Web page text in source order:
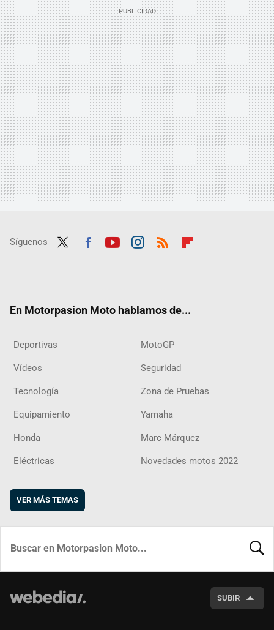
Síguenos
En Motorpasion Moto hablamos de...
Deportivas MotoGP
Vídeos Seguridad
Tecnología Zona de Pruebas
Equipamiento Yamaha
Honda Marc Márquez
Eléctricas Novedades motos 2022
VER MÁS TEMAS
SUBIR